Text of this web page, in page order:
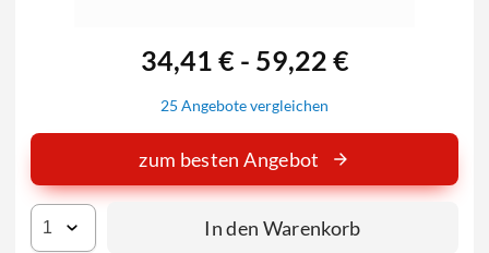
34,41 € - 59,22 €
25 Angebote vergleichen
zum besten Angebot
In den Warenkorb